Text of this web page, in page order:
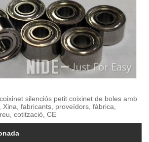
silenciós petit coixinet de boles amb
Xina, fabricants, proveïdors, fàbrica,
cotització, CE